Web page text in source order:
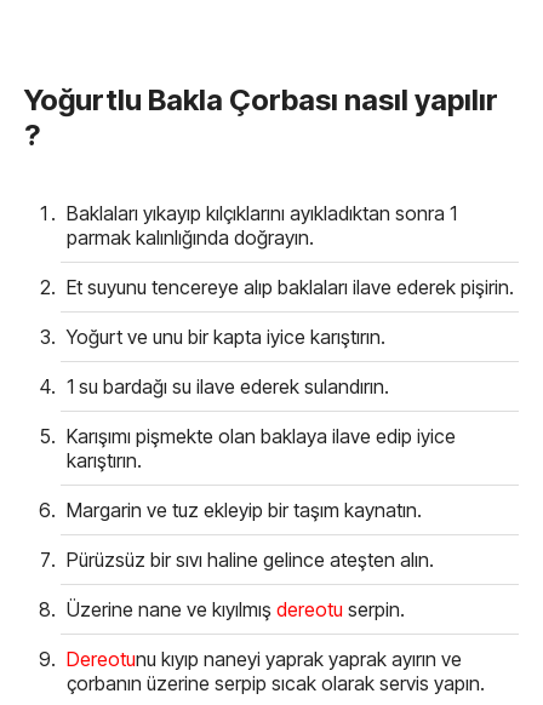
Yoğurtlu Bakla Çorbası nasıl yapılır
?
Baklaları yıkayıp kılçıklarını ayıkladıktan sonra 1
parmak kalınlığında doğrayın.
Et suyunu tencereye alıp baklaları ilave ederek pişirin.
Yoğurt ve unu bir kapta iyice karıştırın.
1 su bardağı su ilave ederek sulandırın.
Karışımı pişmekte olan baklaya ilave edip iyice
karıştırın.
Margarin ve tuz ekleyip bir taşım kaynatın.
Pürüzsüz bir sıvı haline gelince ateşten alın.
Üzerine nane ve kıyılmış dereotu serpin.
Dereotunu kıyıp naneyi yaprak yaprak ayırın ve
çorbanın üzerine serpip sıcak olarak servis yapın.